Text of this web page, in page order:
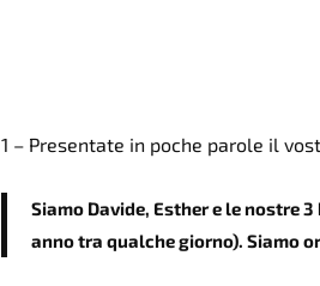
1 – Presentate in poche parole il
Siamo Davide, Esther e le nostre
anno tra qualche giorno). Siamo